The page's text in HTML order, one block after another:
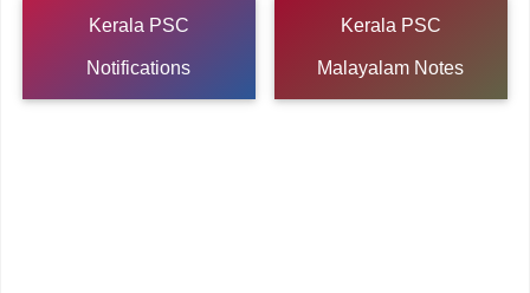
Kerala PSC
Notifications
Kerala PSC
Malayalam Notes